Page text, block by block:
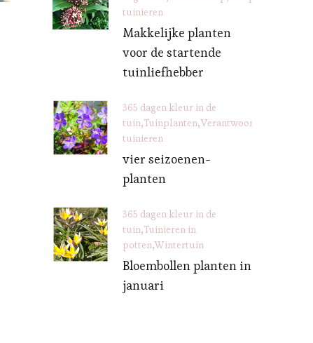
tuinieren
Makkelijke planten
voor de startende
tuinliefhebber
365 dagen kleur in de
tuin Tuinplanten Verantwoord
tuinieren
vier seizoenen-
planten
365 dagen kleur in de
tuin Tuinieren in
potten Wintertuin
Bloembollen planten in
januari